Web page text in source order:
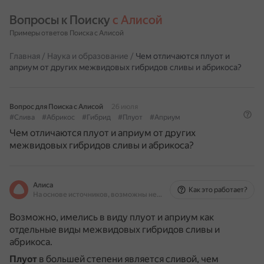
Вопросы к Поиску с Алисой
Примеры ответов Поиска с Алисой
Главная / Наука и образование / Чем отличаются плуот и
априум от других межвидовых гибридов сливы и абрикоса?
Вопрос для Поиска с Алисой
26 июля
#Слива
#Абрикос #Гибрид #Плуот #Априум
Чем отличаются плуот и априум от других
межвидовых гибридов сливы и абрикоса?
Алиса
На основе источников, возможны неточности
Как это работает?
Возможно, имелись в виду плуот и априум как
отдельные виды межвидовых гибридов сливы и
абрикоса.
Плуот в большей степени является сливой, чем